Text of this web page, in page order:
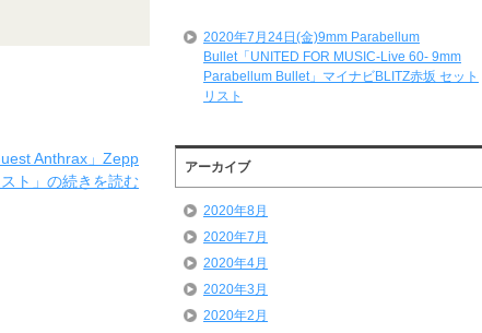
Anthrax」Zepp
ト」の続きを読む
2020年7月24日(金)9mm Parabellum
Bullet「UNITED FOR MUSIC-Live 60- 9mm
Parabellum Bullet」マイナビBLITZ赤坂 セット
リスト
アーカイブ
2020年8月
2020年7月
2020年4月
2020年3月
2020年2月